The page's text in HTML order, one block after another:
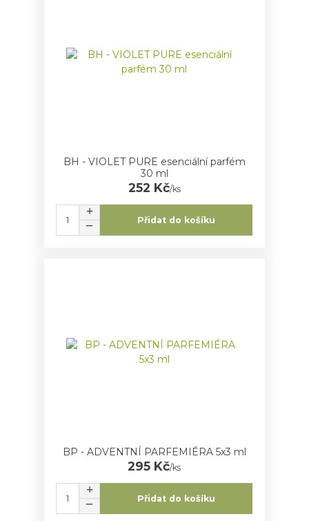
BH - VIOLET PURE esenciální parfém
30 ml
252 Kč/ks
Přidat do košíku
BP - ADVENTNÍ PARFEMIÉRA 5x3 ml
295 Kč/ks
Přidat do košíku